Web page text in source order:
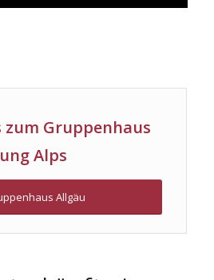
zum Gruppenhaus
Alps
Allgäu